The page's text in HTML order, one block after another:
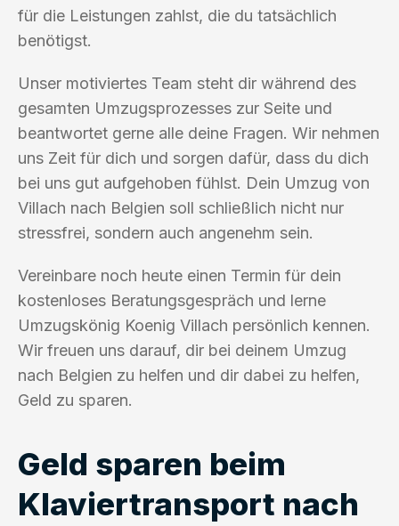
für die Leistungen zahlst, die du tatsächlich
benötigst.
Unser motiviertes Team steht dir während des
gesamten Umzugsprozesses zur Seite und
beantwortet gerne alle deine Fragen. Wir nehmen
uns Zeit für dich und sorgen dafür, dass du dich
bei uns gut aufgehoben fühlst. Dein Umzug von
Villach nach Belgien soll schließlich nicht nur
stressfrei, sondern auch angenehm sein.
Vereinbare noch heute einen Termin für dein
kostenloses Beratungsgespräch und lerne
Umzugskönig Koenig Villach persönlich kennen.
Wir freuen uns darauf, dir bei deinem Umzug
nach Belgien zu helfen und dir dabei zu helfen,
Geld zu sparen.
Geld sparen beim
Klaviertransport nach